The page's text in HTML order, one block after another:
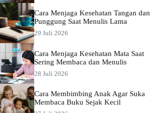
Cara Menjaga Kesehatan Tangan dan
Punggung Saat Menulis Lama
29 Juli 2026
Cara Menjaga Kesehatan Mata Saat
Sering Membaca dan Menulis
28 Juli 2026
Cara Membimbing Anak Agar Suka
Membaca Buku Sejak Kecil